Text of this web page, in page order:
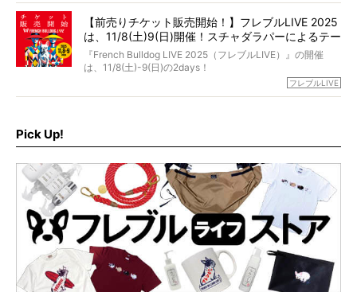
day1の司会はフレブルラバーのロッチさん。day2の音楽フ
ェスには世代ど真ん中のPUFFYが出演するなど、例年以上
に豪華なラインナップ。
北は北海道、南は鹿児島県から。全国のフレンチブルドッ
グが一堂に会した「フレブルLIVE2024」の模様を、詳しく
【前売りチケット販売開始！】フレブルLIVE 2025
は、11/8(土)9(日)開催！スチャダラパーによるテー
マソング制作も決定
『French Bulldog LIVE 2025（フレブルLIVE）』の開催
は、11/8(土)-9(日)の2days！
お得な前売りチケット、いよいよ販売スタートです！
ど、内容盛りだくさんでお送りしていますので、最後まで
お見逃しなく！
フレブルLIVE
Pick Up!